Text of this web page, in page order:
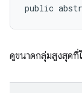
public
ดูขนาดกลุ่มสูงสุดที่